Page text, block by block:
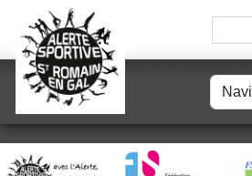
Panneau de gestion des cookies